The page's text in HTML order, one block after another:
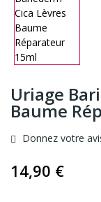
Uriage
Baume
Donnez votre
14,90 €